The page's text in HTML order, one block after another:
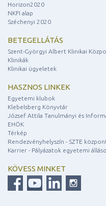
Horizon2020
NKFI alap
Széchenyi 2020
BETEGELLÁTÁS
Szent-Györgyi Albert Klinikai
Klinikák
Klinikai ügyeletek
HASZNOS LINKEK
Egyetemi klubok
Klebelsberg Könyvtár
József Attila Tanulmányi és
EHÖK
Térkép
Rendezvényhelyszín - SZTE
Karrier - Pályázatok egyetemi
KÖVESS MINKET